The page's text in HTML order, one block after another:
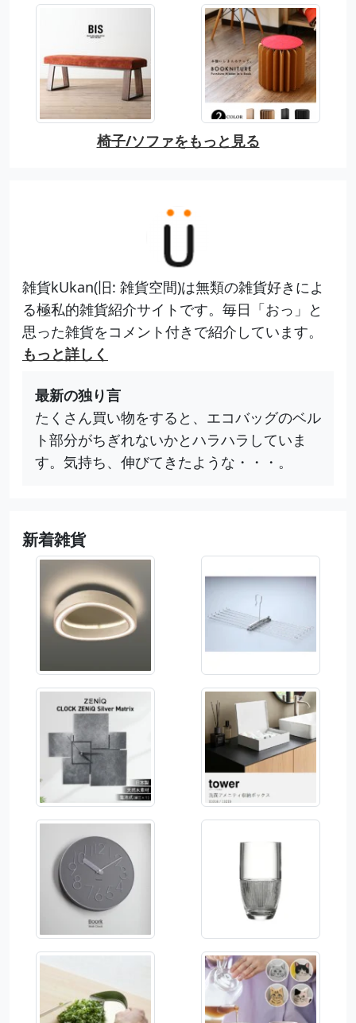
椅子/ソファをもっと見る
雑貨kUkan(旧: 雑貨空間)は無類の雑貨好きによ
る極私的雑貨紹介サイトです。毎日「おっ」と
思った雑貨をコメント付きで紹介しています。
もっと詳しく
最新の独り言
たくさん買い物をすると、エコバッグのベル
ト部分がちぎれないかとハラハラしていま
す。気持ち、伸びてきたような・・・。
新着雑貨